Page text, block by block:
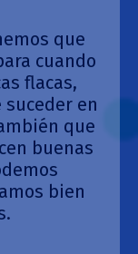
que
cuando
flacas,
en
que
buenas
bien